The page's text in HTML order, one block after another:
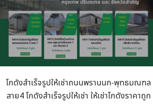
โกดังสำเร็จรูปให้เช่าถนนพรานนก-พุทธมณฑล
สาย4 โกดังสำเร็จรูปให้เช่า ให้เช่าโกดังราคาถูก